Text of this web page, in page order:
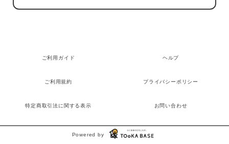
ご利用ガイド ヘルプ
ご利用規約 プライバシーポリシー
特定商取引法に関する表示 お問い合わせ
Powered by